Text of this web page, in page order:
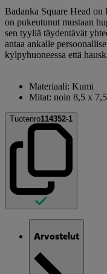
Badanka Square Head on
on pukeutunut mustaan
sen tyyliä täydentävät
antaa ankalle
kylpyhuoneessa että
Materiaali: Kumi
Mitat: noin 8,5 x
Tuotenro114352-1
Arvostelut